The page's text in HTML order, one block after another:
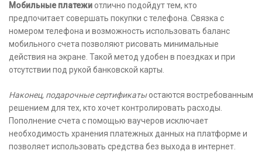
Мобильные платежи отлично подойдут тем, кто
предпочитает совершать покупки с телефона. Связка с
номером телефона и возможность использовать баланс
мобильного счета позволяют рисовать минимальные
действия на экране. Такой метод удобен в поездках и при
отсутствии под рукой банковской карты.
Наконец, подарочные сертификатыостаются востребованным
решением для тех, кто хочет контролировать расходы.
Пополнение счета с помощью ваучеров исключает
необходимость хранения платежных данных на платформе и
позволяет использовать средства без выхода в интернет.